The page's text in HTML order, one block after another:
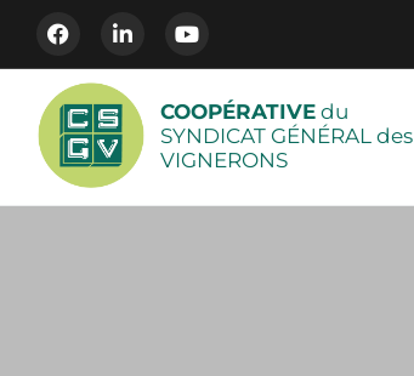
COOPÉRATIVE du
SYNDICAT GÉNÉRAL des
VIGNERONS